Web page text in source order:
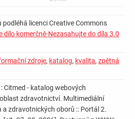
podléhá licenci Creative Commons
dílo komerčně-Nezasahujte do díla 3.0
zdroje, katalog, kvalita, zpětná
Citmed - katalog webových
zdravotnictví. Multimediální
a zdravotnických oborů :: Portál 2.